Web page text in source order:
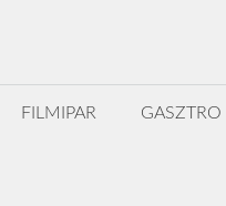
FILMIPAR GASZTRO